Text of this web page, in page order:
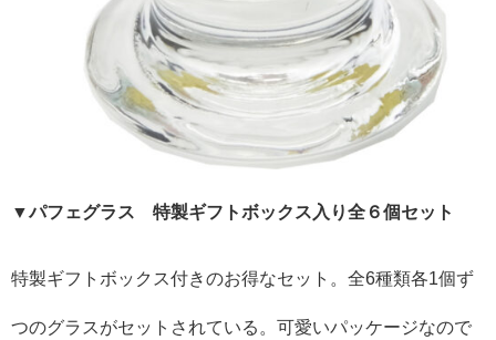
▼パフェグラス 特製ギフトボックス入り全６個セット
特製ギフトボックス付きのお得なセット。全6種類各1個ず
つのグラスがセットされている。可愛いパッケージなので